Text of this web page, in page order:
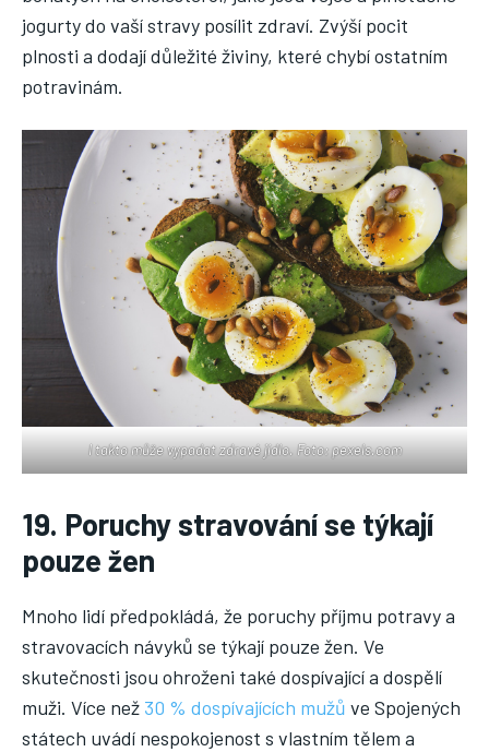
jogurty do vaší stravy posílit zdraví. Zvýší pocit
plnosti a dodají důležité živiny, které chybí ostatním
potravinám.
I takto může vypadat zdravé jídlo. Foto: pexels.com
19. Poruchy stravování se týkají
pouze žen
Mnoho lidí předpokládá, že poruchy příjmu potravy a
stravovacích návyků se týkají pouze žen. Ve
skutečnosti jsou ohroženi také dospívající a dospělí
muži. Více než 30 % dospívajících mužů ve Spojených
státech uvádí nespokojenost s vlastním tělem a